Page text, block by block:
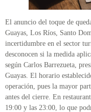
El anuncio del toque de
Guayas, Los Ríos, Santo
incertidumbre en el sector
desconocen si la medida
según Carlos Barrezueta,
Guayas. El horario
operación, pues la mayor
antes del cierre. En
19:00 y las 23:00, lo que